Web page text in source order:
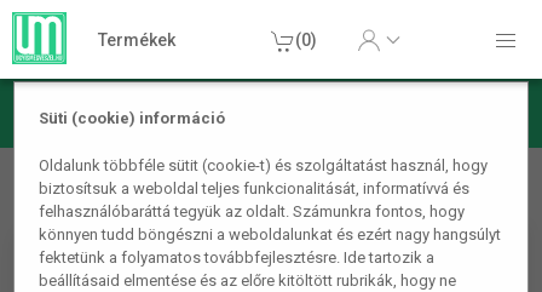
Süti (cookie) információ
Oldalunk többféle sütit (cookie-t) és szolgáltatást használ, hogy
biztosítsuk a weboldal teljes funkcionalitását, informatívvá és
felhasználóbaráttá tegyük az oldalt. Számunkra fontos, hogy
könnyen tudd böngészni a weboldalunkat és ezért nagy hangsúlyt
fektetünk a folyamatos továbbfejlesztésre. Ide tartozik a
beállításaid elmentése és az előre kitöltött rubrikák, hogy ne
Termékek (0)
Autós termékek Autós kiegészítők
Gumiabroncs tároló
állvány - fém - 180 x 120 x 40 cm